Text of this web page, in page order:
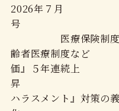
2026年７月
医療保険制度の
齢者医療制度な
価』５年連続上
昇 『
ハラスメント』対策の